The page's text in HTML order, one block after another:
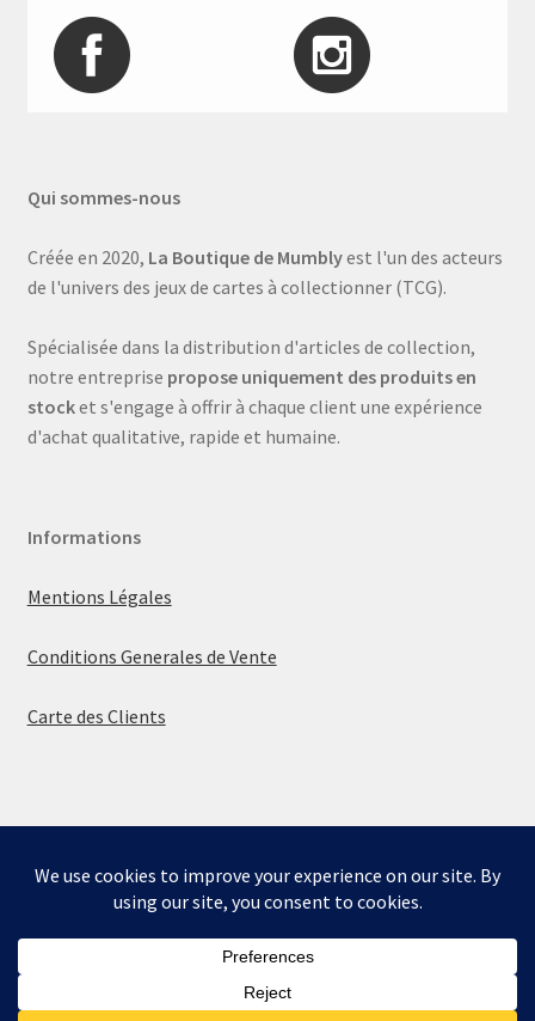
Bienvenue sur la boutique de Mumbly - Cartes de
Qui sommes-nous
Créée en 2020, La Boutique de Mumblyest l'un des acteurs
de l'univers des jeux de cartes à collectionner (TCG).
Spécialisée dans la distribution d'articles de collection,
notre entreprise propose uniquement des produits en
stocket s'engage à offrir à chaque client une expérience
d'achat qualitative, rapide et humaine.
Informations
Mentions Légales
Conditions Generales de Vente
Carte des Clients
© La boutique de Mumbly 2026
Built with WooCommerce.